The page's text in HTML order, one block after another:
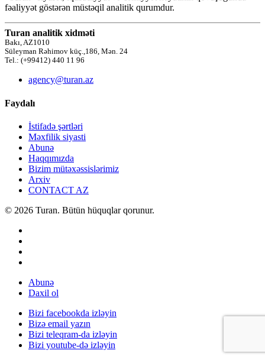
fəaliyyət göstərən müstəqil analitik qurumdur.
Turan analitik xidməti
Bakı, AZ1010
Süleyman Rəhimov küç.,186, Mən. 24
Tel.: (+99412) 440 11 96
agency@turan.az
Faydalı
İstifadə şərtləri
Məxfilik siyasti
Abunə
Haqqımızda
Bizim mütəxəssislərimiz
Arxiv
CONTACT AZ
© 2026 Turan. Bütün hüquqlar qorunur.
Abunə
Daxil ol
Bizi facebookda izləyin
Bizə email yazın
Bizi teleqram-da izləyin
Bizi youtube-də izləyin